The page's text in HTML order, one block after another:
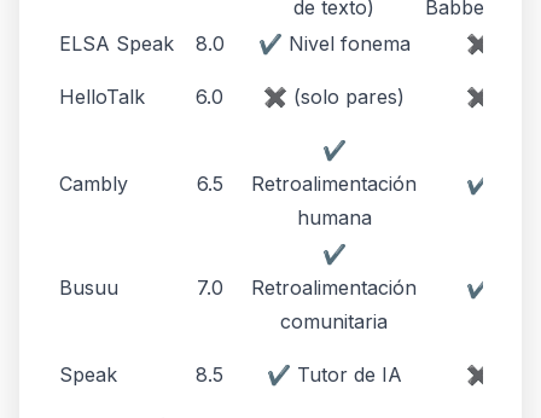
de texto)
Babbel Live
ELSA Speak 8.0 ✔ Nivel fonema ✖
HelloTalk 6.0 ✖ (solo pares) ✖
Cambly 6.5
✔
Retroalimentación
humana
✔
Busuu 7.0
✔
Retroalimentación
comunitaria
✔
Speak 8.5 ✔ Tutor de IA ✖